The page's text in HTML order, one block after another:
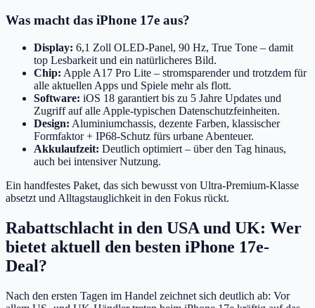
Was macht das iPhone 17e aus?
Display: 6,1 Zoll OLED-Panel, 90 Hz, True Tone – damit
top Lesbarkeit und ein natürlicheres Bild.
Chip: Apple A17 Pro Lite – stromsparender und trotzdem für
alle aktuellen Apps und Spiele mehr als flott.
Software: iOS 18 garantiert bis zu 5 Jahre Updates und
Zugriff auf alle Apple-typischen Datenschutzfeinheiten.
Design: Aluminiumchassis, dezente Farben, klassischer
Formfaktor + IP68-Schutz fürs urbane Abenteuer.
Akkulaufzeit: Deutlich optimiert – über den Tag hinaus,
auch bei intensiver Nutzung.
Ein handfestes Paket, das sich bewusst von Ultra-Premium-Klasse
absetzt und Alltagstauglichkeit in den Fokus rückt.
Rabattschlacht in den USA und UK: Wer
bietet aktuell den besten iPhone 17e-
Deal?
Nach den ersten Tagen im Handel zeichnet sich deutlich ab: Vor